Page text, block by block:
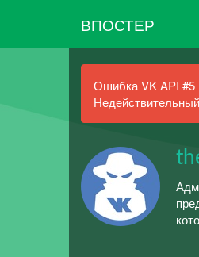
ВПОСТЕР
Ошибка VK API #5